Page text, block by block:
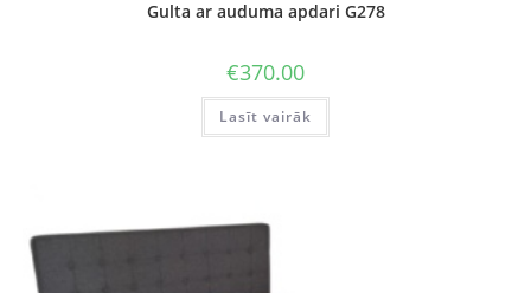
Gulta ar auduma apdari G278
€370.00
Lasīt vairāk